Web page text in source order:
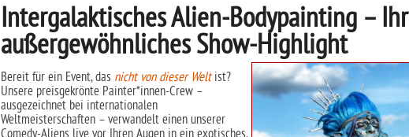
Intergalaktisches Alien-Bodypainting – Ihr
außergewöhnliches Show-Highlight
Bereit für ein Event, das nicht von dieser Weltist?
Unsere preisgekrönte Painter*innen-Crew –
ausgezeichnet bei internationalen
Weltmeisterschaften – verwandelt einen unserer
Comedy-Aliens live vor Ihren Augen in ein exotisches,